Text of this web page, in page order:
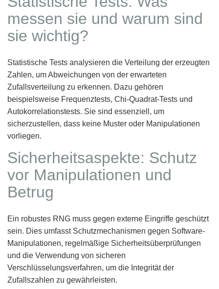
messen sie und warum sind
sie wichtig?
Statistische Tests analysieren die Verteilung der erzeugten
Zahlen, um Abweichungen von der erwarteten
Zufallsverteilung zu erkennen. Dazu gehören
beispielsweise Frequenztests, Chi-Quadrat-Tests und
Autokorrelationstests. Sie sind essenziell, um
sicherzustellen, dass keine Muster oder Manipulationen
vorliegen.
Sicherheitsaspekte: Schutz
vor Manipulationen und
Betrug
Ein robustes RNG muss gegen externe Eingriffe geschützt
sein. Dies umfasst Schutzmechanismen gegen Software-
Manipulationen, regelmäßige Sicherheitsüberprüfungen
und die Verwendung von sicheren
Verschlüsselungsverfahren, um die Integrität der
Zufallszahlen zu gewährleisten.